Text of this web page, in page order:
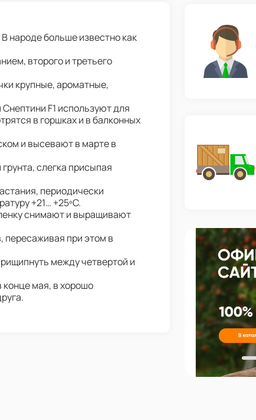
народе больше известно как
второго и третьего
крупные, ароматные,
F1 используют для
в горшках и в балконных
и высевают в марте в
слегка присыпая
периодически
+21… +25ºС.
снимают и выращивают
пересаживая при этом в
между четвертой и
мая, в хорошо